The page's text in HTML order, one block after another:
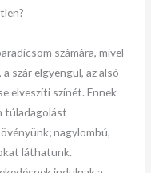
számára, mivel
szár elgyengül, az alsó
elveszíti színét. Ennek
túladagolást
nagylombú,
láthatunk.